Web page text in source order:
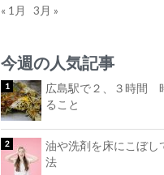
« 1月
3月 »
今週の人気記事
広島駅で２、３時間
ること
油や洗剤を床にこぼし
法